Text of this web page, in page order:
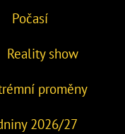
Počasí
Reality show
proměny
2026/27